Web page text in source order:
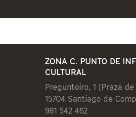
ZONA C. PUNTO DE
CULTURAL
Preguntoiro, 1 (Praza
15704 Santiago de
981 542 462